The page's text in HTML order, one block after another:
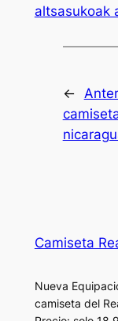
altsasukoak
←
Camiseta
Nueva
camiseta del